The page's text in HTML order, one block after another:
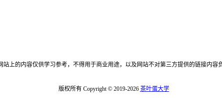
站上的内容仅供学习参考，不得用于商业用途，以及网站不对第三方提供的链接内容
版权所有 Copyright © 2019-2026 茶叶蛋大学